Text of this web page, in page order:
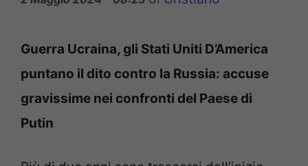
Guerra Ucraina, gli Stati Uniti D’America
puntano il dito contro la Russia: accuse
gravissime nei confronti del Paese di
Putin